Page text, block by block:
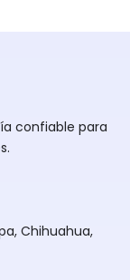
confiable para
Chihuahua,